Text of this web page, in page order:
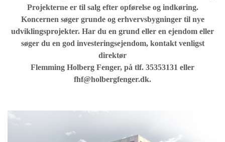
Projekterne er til salg efter opførelse og indkøring.
Koncernen søger grunde og erhvervsbygninger til nye
udviklingsprojekter. Har du en grund eller en ejendom eller
søger du en god investeringsejendom, kontakt venligst
direktør
Flemming Holberg Fenger, på tlf. 35353131 eller
fhf@holbergfenger.dk.